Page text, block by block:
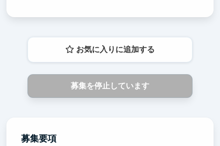
お気に入りに追加する
募集を停止しています
募集要項